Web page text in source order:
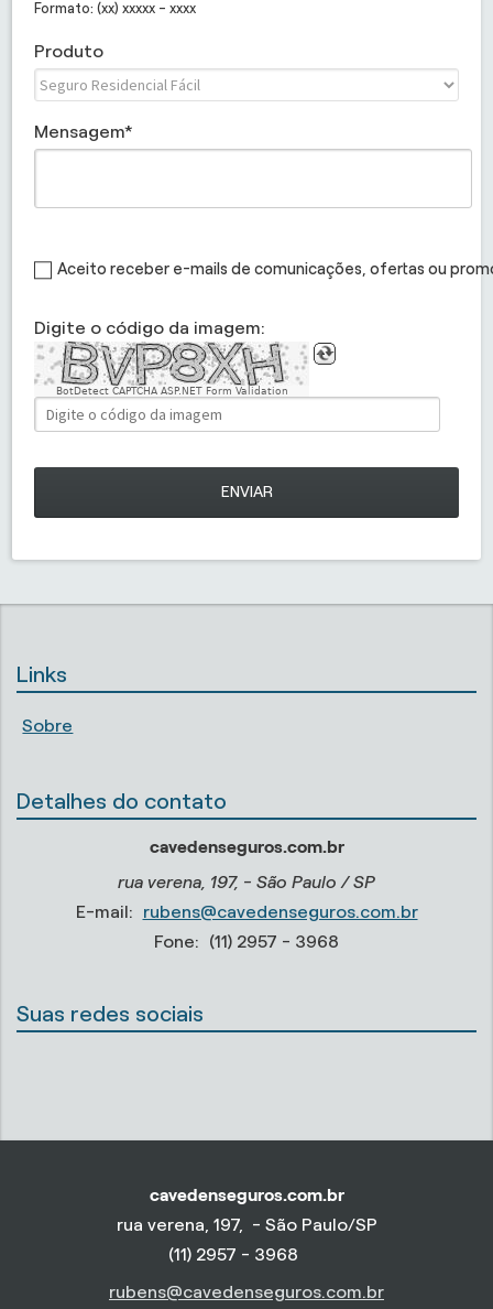
Formato: (xx) xxxxx - xxxx
Produto
Mensagem
Aceito receber e-mails de comunicações, ofertas ou
Digite o código da imagem:
BotDetect CAPTCHA ASP.NET Form Validation
ENVIAR
Links
Sobre
Detalhes do contato
cavedenseguros.com.br
rua verena, 197, - São Paulo / SP
E-mail:
rubens@cavedenseguros.com.br
Fone:
(11) 2957 - 3968
Suas redes sociais
cavedenseguros.com.br
rua verena, 197, - São Paulo/SP
(11) 2957 - 3968
rubens@cavedenseguros.com.br